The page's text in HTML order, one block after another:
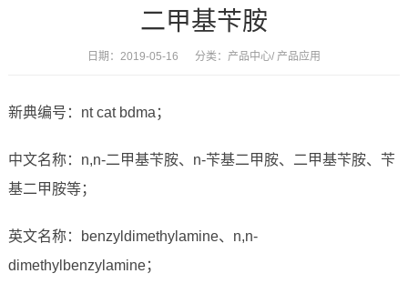
二甲基苄胺
日期：2019-05-16 分类： 产品中心/ 产品应用
新典编号：nt cat bdma；
中文名称：n,n-二甲基苄胺、n-苄基二甲胺、二甲基苄胺、苄
基二甲胺等；
英文名称：benzyldimethylamine、n,n-
dimethylbenzylamine；